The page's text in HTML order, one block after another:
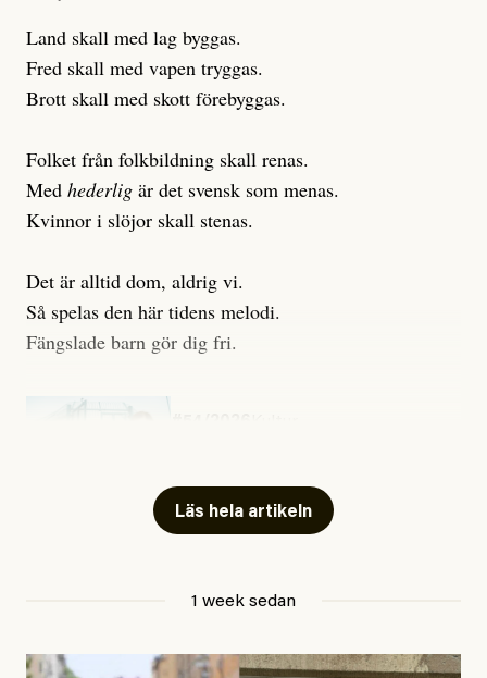
Land skall med lag byggas.
Fred skall med vapen tryggas.
Brott skall med skott förebyggas.
Folket från folkbildning skall renas.
Med hederlig är det svensk som menas.
Kvinnor i slöjor skall stenas.
Det är alltid dom, aldrig vi.
Så spelas den här tidens melodi.
Fängslade barn gör dig fri.
Läs hela artikeln
1 week sedan